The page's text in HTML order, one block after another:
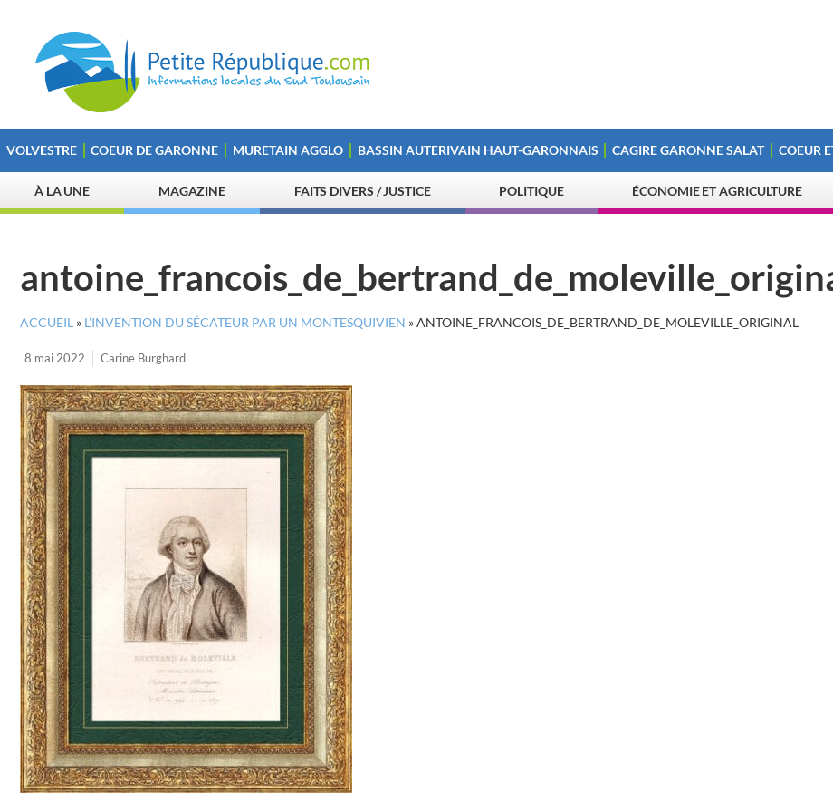
VOLVESTRE COEUR DE GARONNE MURETAIN AGGLO BASSIN AUTERIVAIN HAUT-GARONNAIS CAGIRE GARONNE SALAT COEUR
À LA UNE MAGAZINE FAITS DIVERS / JUSTICE POLITIQUE ÉCONOMIE ET AGRICULTURE
ACCUEIL » L’INVENTION DU SÉCATEUR PAR UN MONTESQUIVIEN »ANTOINE_FRANCOIS_DE_BERTRAND_DE_MOLEVILLE_ORIGINAL
8 mai 2022 Carine Burghard